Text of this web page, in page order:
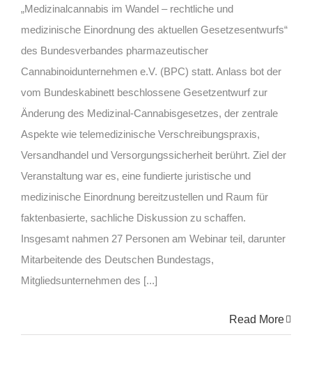
„Medizinalcannabis im Wandel – rechtliche und
medizinische Einordnung des aktuellen Gesetzesentwurfs“
des Bundesverbandes pharmazeutischer
Cannabinoidunternehmen e.V. (BPC) statt. Anlass bot der
vom Bundeskabinett beschlossene Gesetzentwurf zur
Änderung des Medizinal-Cannabisgesetzes, der zentrale
Aspekte wie telemedizinische Verschreibungspraxis,
Versandhandel und Versorgungssicherheit berührt. Ziel der
Veranstaltung war es, eine fundierte juristische und
medizinische Einordnung bereitzustellen und Raum für
faktenbasierte, sachliche Diskussion zu schaffen.
Insgesamt nahmen 27 Personen am Webinar teil, darunter
Mitarbeitende des Deutschen Bundestags,
Mitgliedsunternehmen des [...]
Read More